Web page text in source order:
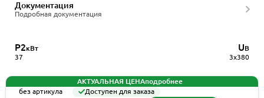
Документация
Подробная документация
P2кВт
37
UВ
3x380
АКТУАЛЬНАЯ ЦЕНАподробнее
без артикула
Доступен для заказа